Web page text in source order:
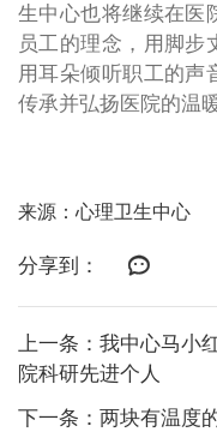
生中心也将继续在医
员工的理念，用脚步
用耳朵倾听职工的声
传承并弘扬医院的温
来源：心理卫生中心
分享到：
上一条：我中心马小
院科研先进个人
下一条：两块有温度